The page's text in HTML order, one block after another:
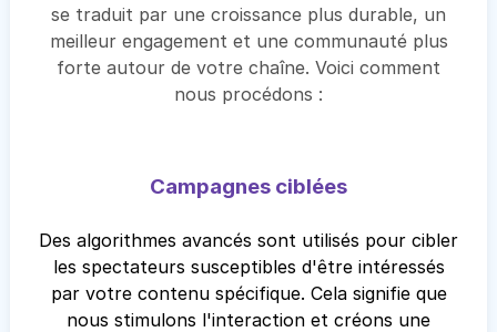
se traduit par une croissance plus durable, un
meilleur engagement et une communauté plus
forte autour de votre chaîne. Voici comment
nous procédons :
Campagnes ciblées
Des algorithmes avancés sont utilisés pour cibler
les spectateurs susceptibles d'être intéressés
par votre contenu spécifique. Cela signifie que
nous stimulons l'interaction et créons une